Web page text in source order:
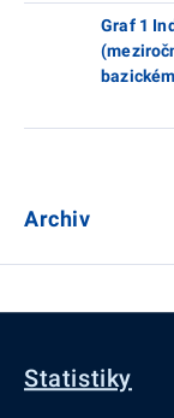
Graf 1
Archiv
Statistiky